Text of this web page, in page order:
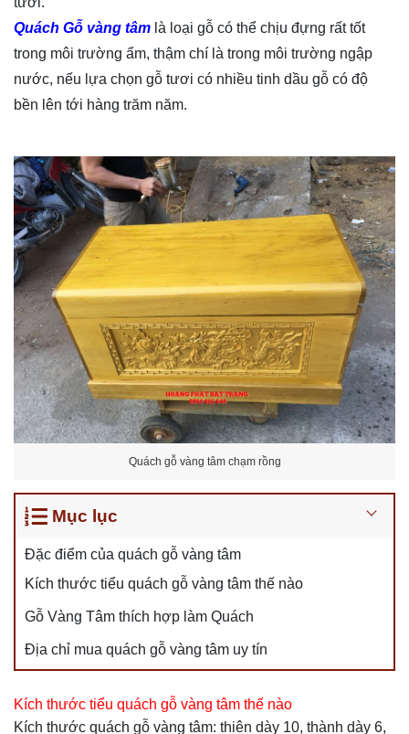
Quách Gỗ vàng tâm là loại gỗ có thể chịu đựng rất tốt
trong môi trường ẩm, thậm chí là trong môi trường ngập
nước, nếu lựa chọn gỗ tươi có nhiều tinh dầu gỗ có độ
bền lên tới hàng trăm năm.
Quách gỗ vàng tâm chạm rồng
Mục lục
Đặc điểm của quách gỗ vàng tâm
Kích thước tiểu quách gỗ vàng tâm thế nào
Gỗ Vàng Tâm thích hợp làm Quách
Địa chỉ mua quách gỗ vàng tâm uy tín
Kích thước tiểu quách gỗ vàng tâm thế nào
Kích thước quách gỗ vàng tâm: thiên dày 10, thành dày 6,